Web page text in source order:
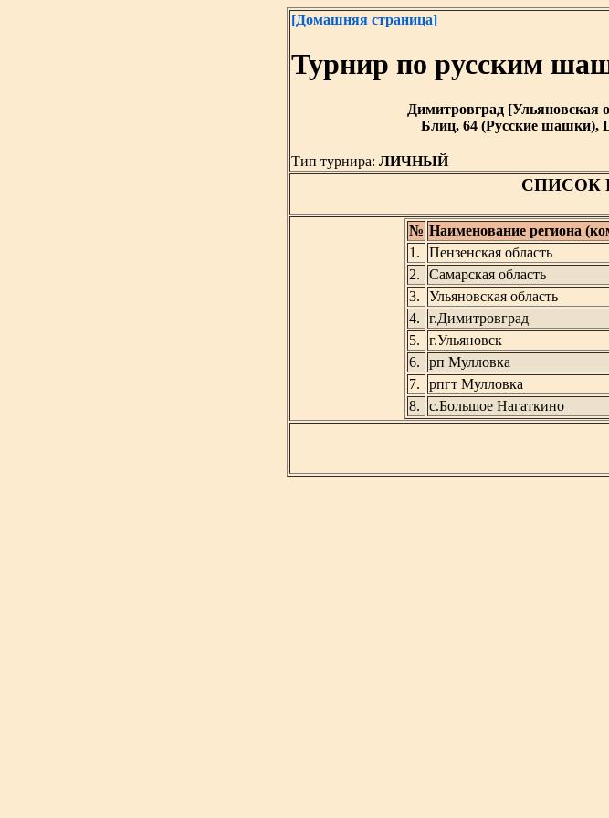
[Домашняя страница]
Турнир по русским
Димитровград [Ульяновская
Блиц, 64 (Русские шашки),
Тип турнира: ЛИЧНЫЙ
СПИСОК
№ Наименование региона
1.
Пензенская область
2.
Самарская область
3.
Ульяновская область
4.
г.Димитровград
5.
г.Ульяновск
6.
рп Мулловка
7.
рпгт Мулловка
8.
с.Большое Нагаткино